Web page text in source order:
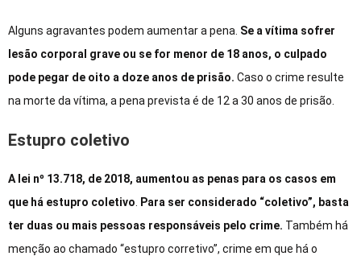
Alguns agravantes podem aumentar a pena. Se a vítima sofrer
lesão corporal grave ou se for menor de 18 anos, o culpado
pode pegar de oito a doze anos de prisão. Caso o crime resulte
na morte da vítima, a pena prevista é de 12 a 30 anos de prisão.
Estupro coletivo
A lei nº 13.718, de 2018, aumentou as penas para os casos em
que há estupro coletivo. Para ser considerado “coletivo”, basta
ter duas ou mais pessoas responsáveis pelo crime. Também há
menção ao chamado “estupro corretivo”, crime em que há o